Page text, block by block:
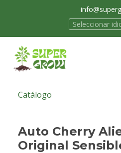
Seleccionar
Catálogo
Auto Cherry
Original